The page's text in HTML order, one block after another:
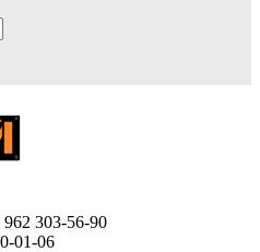
303-56-90
01-06